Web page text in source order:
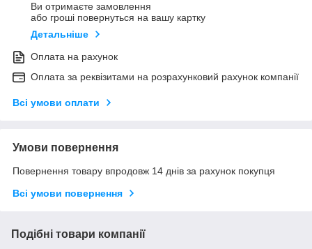
Ви отримаєте замовлення
або гроші повернуться на вашу картку
Детальніше
Оплата на рахунок
Оплата за реквізитами на розрахунковий рахунок компанії
Всі умови оплати
Умови повернення
Повернення товару впродовж 14 днів за рахунок покупця
Всі умови повернення
Подібні товари компанії